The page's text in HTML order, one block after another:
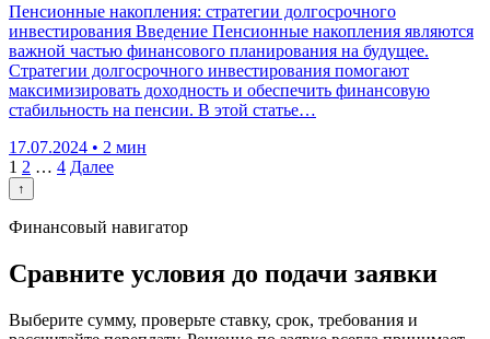
Пенсионные накопления: стратегии долгосрочного
инвестирования Введение Пенсионные накопления являются
важной частью финансового планирования на будущее.
Стратегии долгосрочного инвестирования помогают
максимизировать доходность и обеспечить финансовую
стабильность на пенсии. В этой статье…
17.07.2024 • 2 мин
Пагинация
записей
1 2 … 4 Далее
↑
Финансовый навигатор
Сравните условия до подачи заявки
Выберите сумму, проверьте ставку, срок, требования и